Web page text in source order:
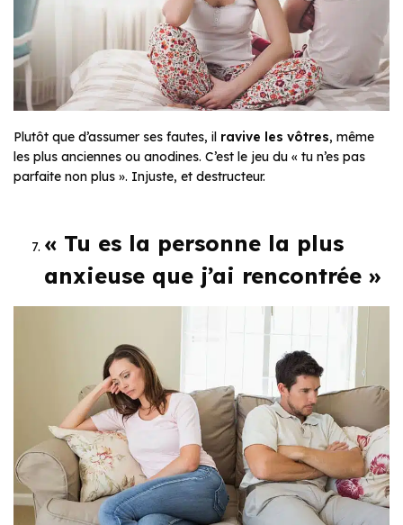
Plutôt que d’assumer ses fautes, il ravive les vôtres, même
les plus anciennes ou anodines. C’est le jeu du « tu n’es pas
parfaite non plus ». Injuste, et destructeur.
« Tu es la personne la plus
anxieuse que j’ai rencontrée »